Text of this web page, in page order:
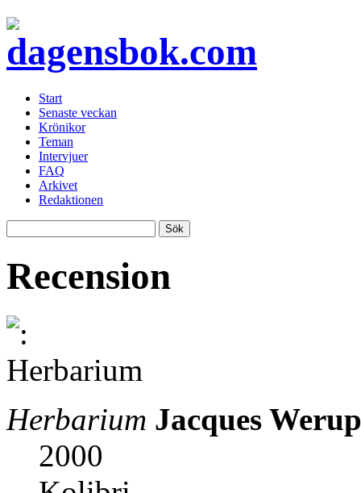
Start
Senaste veckan
Krönikor
Teman
Intervjuer
FAQ
Arkivet
Redaktionen
Recension
Herbarium Jacques Werup
2000